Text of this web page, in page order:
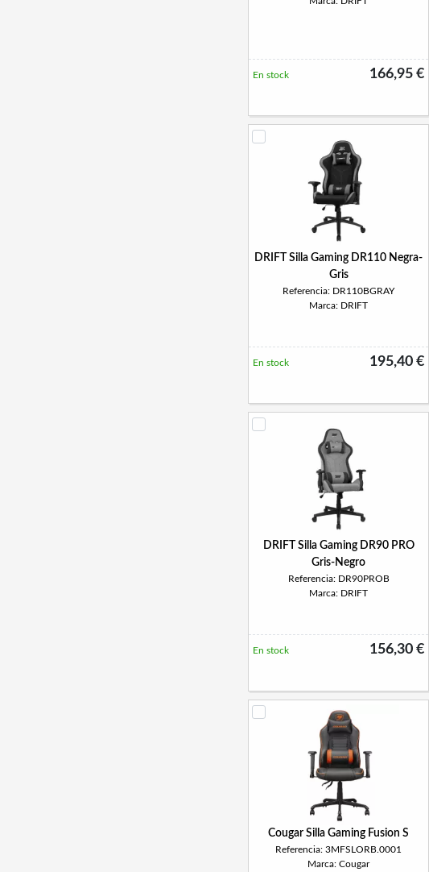
166,95 €
En stock
DRIFT Silla Gaming DR110 Negra-
Gris
Referencia: DR110BGRAY
Marca: DRIFT
195,40 €
En stock
DRIFT Silla Gaming DR90 PRO
Gris-Negro
Referencia: DR90PROB
Marca: DRIFT
156,30 €
En stock
Cougar Silla Gaming Fusion S
Referencia: 3MFSLORB.0001
Marca: Cougar